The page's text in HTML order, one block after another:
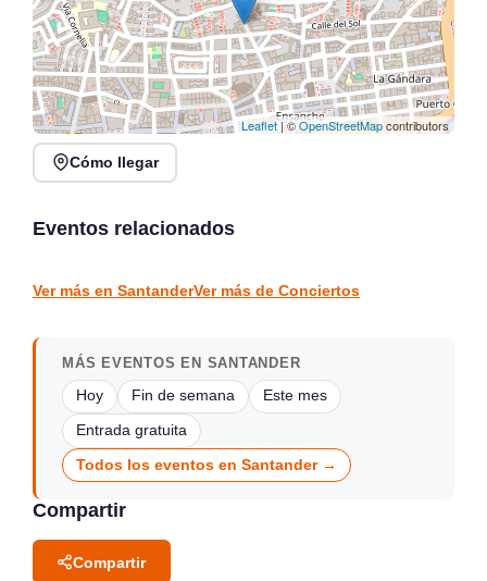
Leaflet| ©OpenStreetMapcontributors
Cómo llegar
Eventos relacionados
Sarón
Ver más en SantanderVer más de Conciertos
MÁS EVENTOS EN SANTANDER
Hoy Fin de semana Este mes
Entrada gratuita
Todos los eventos en Santander →
Compartir
Compartir